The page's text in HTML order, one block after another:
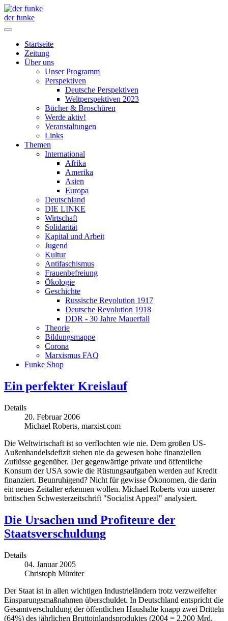
der funke
Startseite
Zeitung
Über uns
Unser Programm
Perspektiven
Deutsche Perspektiven
Weltperspektiven 2023
Bücher & Broschüren
Werde aktiv!
Veranstaltungen
Links
Themen
International
Afrika
Amerika
Asien
Europa
Deutschland
DIE LINKE
Wirtschaft
Solidarität
Kapital und Arbeit
Jugend
Kultur
Antifaschismus
Frauenbefreiung
Ökologie
Geschichte
Russische Revolution 1917
Deutsche Revolution 1918
DDR - 30 Jahre Mauerfall
Theorie
Bildungsmappe
Corona
Marxismus FAQ
Funke Shop
Ein perfekter Kreislauf
Details
20. Februar 2006
Michael Roberts, marxist.com
Die Weltwirtschaft ist so verflochten wie nie. Dem großen US-
Außenhandelsdefizit stehen nie da gewesen hohe finanziellen
Zuflüsse gegenüber. Der gegenwärtige private und öffentliche
Konsum der USA sowie die Rüstungsaufgaben werden auf Kredit
finanziert. Beunruhigend? Nicht für gewisse Ökonomen, die darin
ein neues Zeitalter erkennen wollen. Michael Roberts von unserer
britischen Schwesterzeitschrift "Socialist Appeal" analysiert.
Die Ursachen und Profiteure der
Staatsverschuldung
Details
04. Januar 2005
Christoph Mürdter
Der Staat ist in allen wichtigen Industrieländern trotz verzweifelter
Einsparungsmaßnahmen überschuldet. In Deutschland entspricht die
Gesamtverschuldung der öffentlichen Haushalte knapp zwei Dritteln
(64%) des jährlichen Bruttoinlandsproduktes (2004 = 2.200 Mrd.